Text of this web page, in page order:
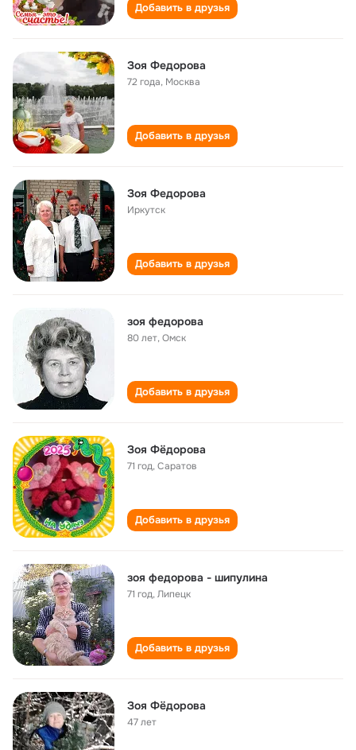
Добавить в друзья
Зоя Федорова
72 года, Москва
Добавить в друзья
Зоя Федорова
Иркутск
Добавить в друзья
зоя федорова
80 лет,Омск
Добавить в друзья
Зоя Фёдорова
71 год,Саратов
Добавить в друзья
зоя федорова - шипулина
71 год,Липецк
Добавить в друзья
Зоя Фёдорова
47 лет